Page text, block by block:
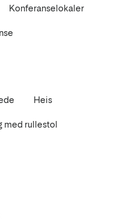
Konferanselokaler
Heis
med rullestol